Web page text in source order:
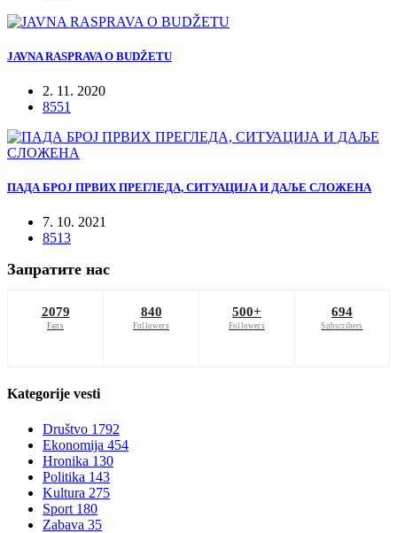
JAVNA RASPRAVA O BUDŽETU
2. 11. 2020
8551
ПАДА БРОЈ ПРВИХ ПРЕГЛЕДА, СИТУАЦИЈА И ДАЉЕ СЛОЖЕНА
7. 10. 2021
8513
Запратите нас
2079
Fans
840
Followers
500+
Followers
694
Subscribers
Kategorije vesti
Društvo 1792
Ekonomija 454
Hronika 130
Politika 143
Kultura 275
Sport 180
Zabava 35